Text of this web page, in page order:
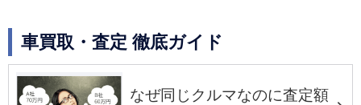
車買取・査定 徹底ガイド
なぜ同じクルマなのに査定額